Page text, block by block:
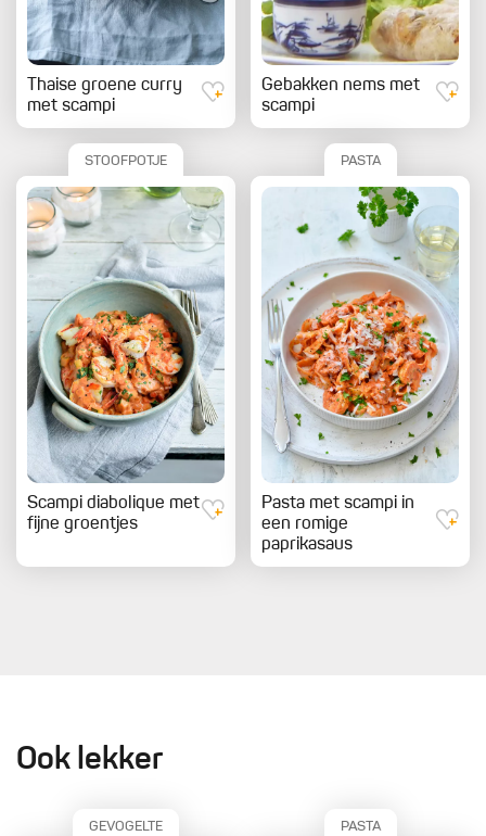
Thaise groene curry
met scampi
Gebakken nems met
scampi
STOOFPOTJE
Scampi diabolique met
fijne groentjes
PASTA
Pasta met scampi in
een romige
paprikasaus
Ook lekker
GEVOGELTE PASTA